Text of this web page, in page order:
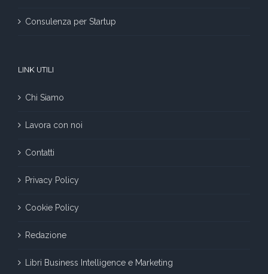
Consulenza per Startup
LINK UTILI
Chi Siamo
Lavora con noi
Contatti
Privacy Policy
Cookie Policy
Redazione
Libri Business Intelligence e Marketing